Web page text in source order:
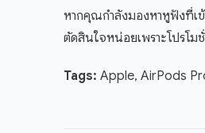
หากคุณกำลังมองหาหูฟังที่เ
ตัดสินใจหน่อยเพราะโปรโ
Tags: Apple, AirPods